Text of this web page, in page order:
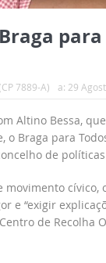
para
7889-A) a: 29
Altino Bessa,
o Braga para
de
movimento
e “exigir
de Recolha